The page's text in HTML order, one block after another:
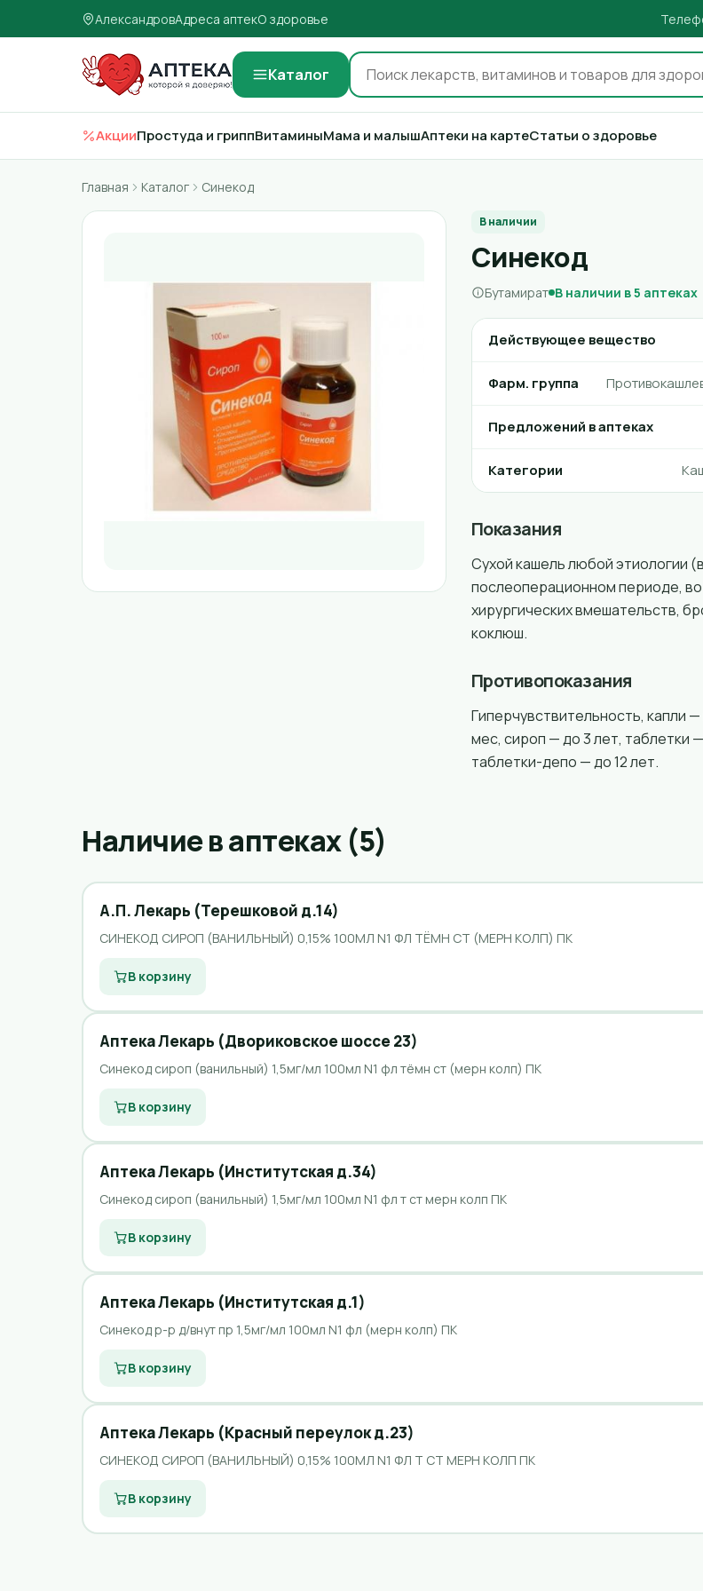
АлександровАдреса аптекО здоровье
Каталог
АкцииПростуда и гриппВитаминыМама и малышАптеки на картеСтатьи о здоровье
Главная Каталог Синекод
В наличии
Синекод
Бутамират В наличии в 5 аптеках
Действующее вещество
Фарм. группа
Предложений в аптеках
Категории
Показания
Сухой кашель любой этиологии
послеоперационном периоде,
хирургических вмешательств,
коклюш.
Противопоказания
Гиперчувствительность, капли
мес, сироп — до 3 лет, таблетки
таблетки-депо — до 12 лет.
Наличие в аптеках (5)
А.П. Лекарь (Терешковой д.14)
СИНЕКОД СИРОП (ВАНИЛЬНЫЙ) 0,15% 100МЛ N1 ФЛ ТЁМН СТ (МЕРН КОЛП) ПК
В корзину
Аптека Лекарь (Двориковское шоссе 23)
Синекод сироп (ванильный) 1,5мг/мл 100мл N1 фл тёмн ст (мерн колп) ПК
В корзину
Аптека Лекарь (Институтская д.34)
Синекод сироп (ванильный) 1,5мг/мл 100мл N1 фл т ст мерн колп ПК
В корзину
Аптека Лекарь (Институтская д.1)
Синекод р-р д/внут пр 1,5мг/мл 100мл N1 фл (мерн колп) ПК
В корзину
Аптека Лекарь (Красный переулок д.23)
СИНЕКОД СИРОП (ВАНИЛЬНЫЙ) 0,15% 100МЛ N1 ФЛ Т СТ МЕРН КОЛП ПК
В корзину